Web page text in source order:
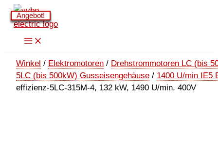
Zum
Inhalt
springen
Winkel / Elektromotoren / Drehstrommotoren LC (bis
5LC (bis 500kW) Gusseisengehäuse / 1400 U/min IE5
effizienz-5LC-315M-4, 132 kW, 1490 U/min, 400V
Angebot!
Angebot!
Angebot!
Angebot!
Angebot!
Angebot!